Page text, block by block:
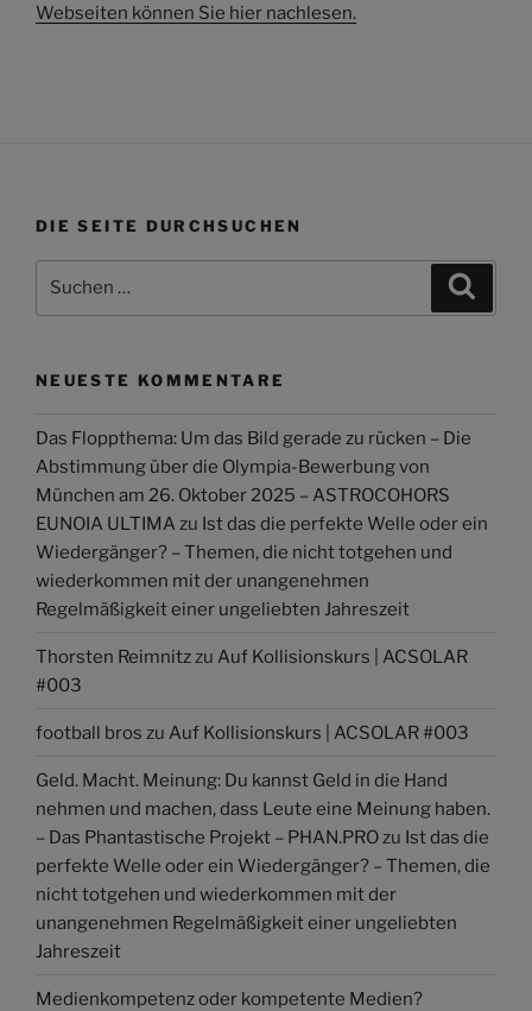
Webseiten können Sie hier nachlesen.
DIE SEITE DURCHSUCHEN
NEUESTE KOMMENTARE
Das Floppthema: Um das Bild gerade zu rücken – Die
Abstimmung über die Olympia-Bewerbung von
München am 26. Oktober 2025 – ASTROCOHORS
EUNOIA ULTIMA zu Ist das die perfekte Welle oder ein
Wiedergänger? – Themen, die nicht totgehen und
wiederkommen mit der unangenehmen
Regelmäßigkeit einer ungeliebten Jahreszeit
Thorsten Reimnitz zu Auf Kollisionskurs | ACSOLAR
#003
football bros zu Auf Kollisionskurs | ACSOLAR #003
Geld. Macht. Meinung: Du kannst Geld in die Hand
nehmen und machen, dass Leute eine Meinung haben.
– Das Phantastische Projekt – PHAN.PRO zu Ist das die
perfekte Welle oder ein Wiedergänger? – Themen, die
nicht totgehen und wiederkommen mit der
unangenehmen Regelmäßigkeit einer ungeliebten
Jahreszeit
Medienkompetenz oder kompetente Medien?